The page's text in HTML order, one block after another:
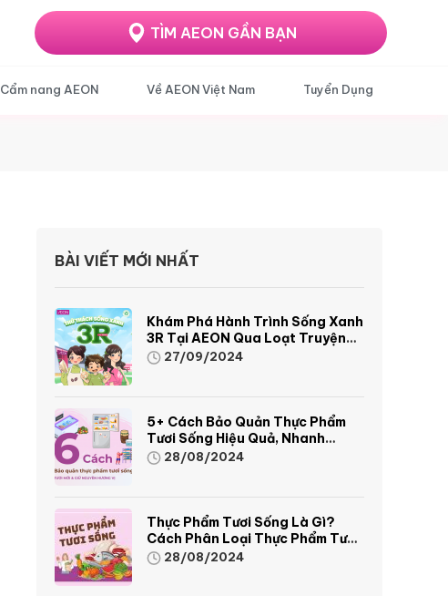
TÌM AEON GẦN BẠN
Cẩm nang AEON Về AEON Việt Nam Tuyển Dụng
BÀI VIẾT MỚI NHẤT
Khám Phá Hành Trình Sống Xanh
3R Tại AEON Qua Loạt Truyện
Tranh Sinh Động Và Thú Vị
27/09/2024
5+ Cách Bảo Quản Thực Phẩm
Tươi Sống Hiệu Quả, Nhanh
Chóng
28/08/2024
Thực Phẩm Tươi Sống Là Gì?
Cách Phân Loại Thực Phẩm Tươi
Sống28/08/2024